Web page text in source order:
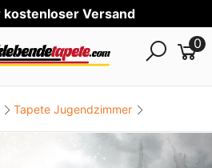
Welt
0
Tapete Jugendzimmer